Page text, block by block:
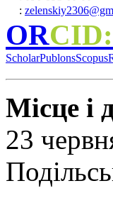
:
OR
ScholarPublonsScopus
Місце і
23